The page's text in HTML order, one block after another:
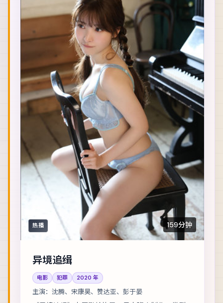
热播 159分钟
异境追缉
电影 犯罪 2020 年
主演： 沈腾、宋康昊、赞达亚、彭于晏